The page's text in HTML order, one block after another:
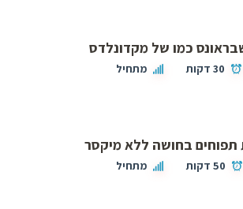
כמו של מקדונלדס
30 דקות מתחיל
תפוחים בחושה ללא מיקסר
50 דקות מתחיל